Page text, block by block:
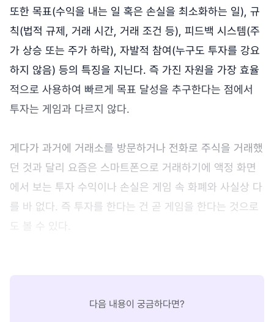
또한 목표(수익을 내는 일 혹은 손실을 최소화하는 일), 규
칙(법적 규제, 거래 시간, 거래 조건 등), 피드백 시스템(주
가 상승 또는 주가 하락), 자발적 참여(누구도 투자를 강요
하지 않음) 등의 특징을 지닌다. 즉 가진 자원을 가장 효율
적으로 사용하여 빠르게 목표 달성을 추구한다는 점에서
투자는 게임과 다르지 않다.
게다가 과거에 거래소를 방문하거나 전화로 주식을 거래했
던 것과 달리 요즘은 스마트폰으로 거래하기에 액정 화면
에서 보는 투자 수익이나 손실은 게임 속 화폐와 사실상 다
를 바 없다. 즉 투자를 한다는 건 곧 게임을 한다는 것으로
도 볼 수 있다.
다음 내용이 궁금하다면?